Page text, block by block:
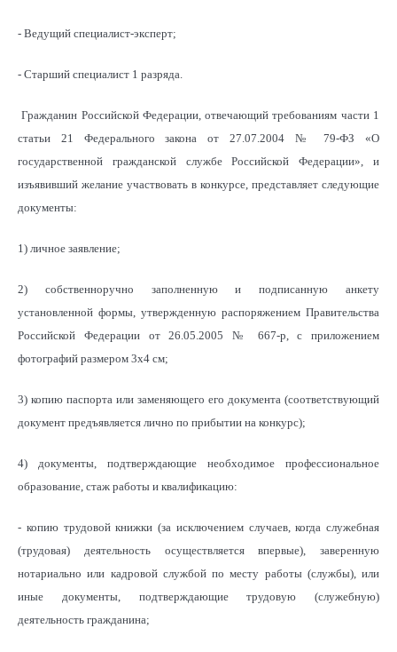
- Ведущий специалист-эксперт;
- Старший специалист 1 разряда.
Гражданин Российской Федерации, отвечающий требованиям части 1
статьи 21 Федерального закона от 27.07.2004 № 79-ФЗ «О
государственной гражданской службе Российской Федерации», и
изъявивший желание участвовать в конкурсе, представляет следующие
документы:
1) личное заявление;
2) собственноручно заполненную и подписанную анкету
установленной формы, утвержденную распоряжением Правительства
Российской Федерации от 26.05.2005 № 667-р, с приложением
фотографий размером 3х4 см;
3) копию паспорта или заменяющего его документа (соответствующий
документ предъявляется лично по прибытии на конкурс);
4) документы, подтверждающие необходимое профессиональное
образование, стаж работы и квалификацию:
- копию трудовой книжки (за исключением случаев, когда служебная
(трудовая) деятельность осуществляется впервые), заверенную
нотариально или кадровой службой по месту работы (службы), или
иные документы, подтверждающие трудовую (служебную)
деятельность гражданина;